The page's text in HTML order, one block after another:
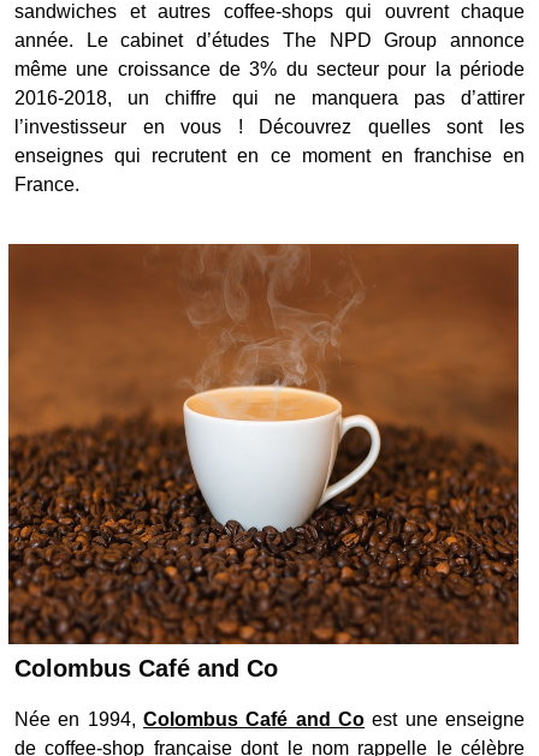
sandwiches et autres coffee-shops qui ouvrent chaque
année. Le cabinet d’études The NPD Group annonce
même une croissance de 3% du secteur pour la période
2016-2018, un chiffre qui ne manquera pas d’attirer
l’investisseur en vous ! Découvrez quelles sont les
enseignes qui recrutent en ce moment en franchise en
France.
Colombus Café and Co
Née en 1994, Colombus Café and Co est une enseigne
de coffee-shop française dont le nom rappelle le célèbre